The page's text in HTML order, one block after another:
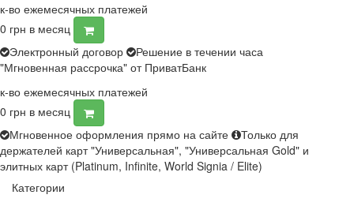
к-во ежемесячных платежей
0 грн в месяц
Электронный договор
Решение в течении часа
"Мгновенная рассрочка" от ПриватБанк
к-во ежемесячных платежей
0 грн в месяц
Мгновенное оформления прямо на сайте
Только для
держателей карт "Универсальная", "Универсальная Gold" и
элитных карт (Platinum, Infinite, World Signia / Elite)
Категории